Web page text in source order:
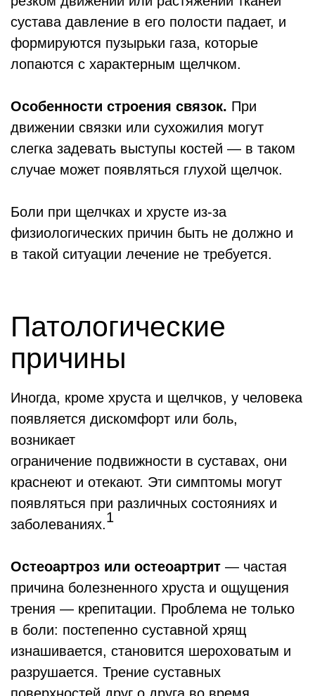
сустава давление в его полости падает, и
формируются пузырьки газа, которые
лопаются с характерным щелчком.
Особенности строения связок. При
движении связки или сухожилия могут
слегка задевать выступы костей ― в таком
случае может появляться глухой щелчок.
Боли при щелчках и хрусте из-за
физиологических причин быть не должно и
в такой ситуации лечение не требуется.
Патологические
причины
Иногда, кроме хруста и щелчков, у человека
появляется дискомфорт или боль,
возникает
ограничение подвижности в суставах, они
краснеют и отекают. Эти симптомы могут
появляться при различных состояниях и
заболеваниях.1
Остеоартроз или остеоартрит ― частая
причина болезненного хруста и ощущения
трения — крепитации. Проблема не только
в боли: постепенно суставной хрящ
изнашивается, становится шероховатым и
разрушается. Трение суставных